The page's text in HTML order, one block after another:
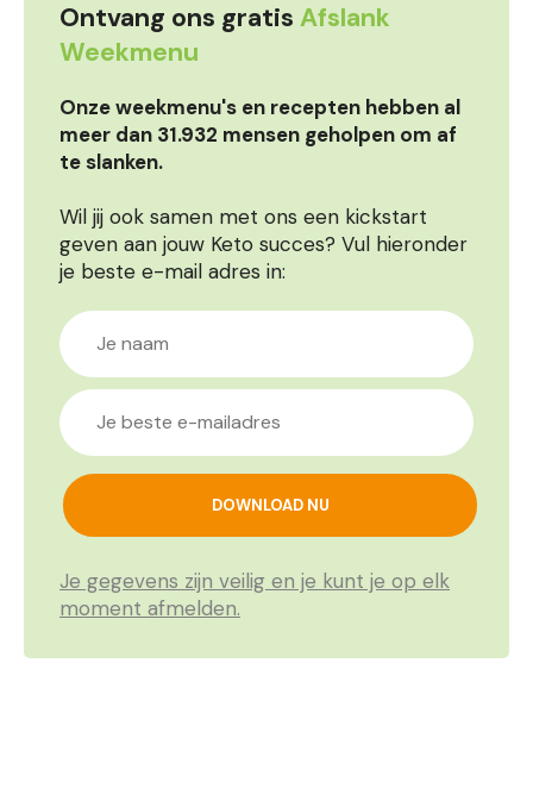
Ontvang ons gratis Afslank
Weekmenu
Onze weekmenu's en recepten hebben al
meer dan 31.932 mensen geholpen om af
te slanken.
Wil jij ook samen met ons een kickstart
geven aan jouw Keto succes? Vul hieronder
je beste e-mail adres in:
Je gegevens zijn veilig en je kunt je op elk
moment afmelden.